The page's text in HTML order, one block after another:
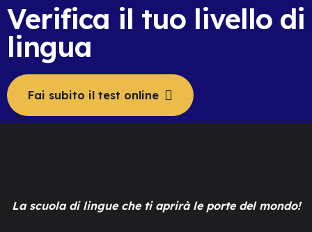
Verifica il tuo livello di
lingua
Fai subito il test online
La scuola di lingue che ti aprirà le porte del mondo!